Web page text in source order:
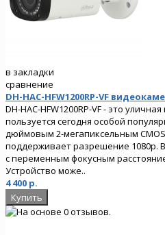
в закладки
сравнение
DH-HAC-HFW1200RP-VF
DH-HAC-HFW1200RP-VF - это
пользуется сегодня особой
дюймовым 2-мегапиксельным
поддерживает разрешение 1080p.
с переменным фокусным
Устройство може..
4 400 р.